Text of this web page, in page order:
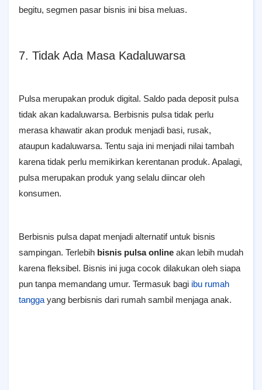
begitu, segmen pasar bisnis ini bisa meluas.
7. Tidak Ada Masa Kadaluwarsa
Pulsa merupakan produk digital. Saldo pada deposit pulsa
tidak akan kadaluwarsa. Berbisnis pulsa tidak perlu
merasa khawatir akan produk menjadi basi, rusak,
ataupun kadaluwarsa. Tentu saja ini menjadi nilai tambah
karena tidak perlu memikirkan kerentanan produk. Apalagi,
pulsa merupakan produk yang selalu diincar oleh
konsumen.
Berbisnis pulsa dapat menjadi alternatif untuk bisnis
sampingan. Terlebih bisnis pulsa online akan lebih mudah
karena fleksibel. Bisnis ini juga cocok dilakukan oleh siapa
pun tanpa memandang umur. Termasuk bagi ibu rumah
tangga yang berbisnis dari rumah sambil menjaga anak.